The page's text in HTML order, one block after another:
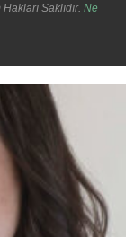
Saklıdır. Ne